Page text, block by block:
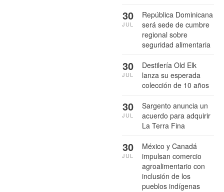
República Dominicana
será sede de cumbre
regional sobre
seguridad alimentaria
30
JUL
Destilería Old Elk
lanza su esperada
colección de 10 años
30
JUL
Sargento anuncia un
acuerdo para adquirir
La Terra Fina
30
JUL
México y Canadá
impulsan comercio
agroalimentario con
inclusión de los
pueblos indígenas
30
JUL